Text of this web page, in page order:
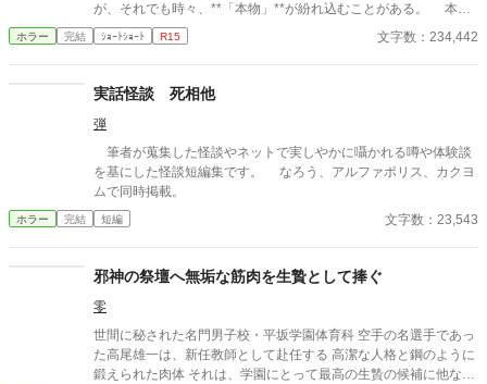
が、それでも時々、**「本物」**が紛れ込むことがある。 本書
は、そんな“見つけてしまった”怪異を集めた一冊である。 最後
のページを閉じるとき、あなたは“何か”に気づくことになるだろ
ホラー 完結 ｼｮｰﾄｼｮｰﾄ R15 文字数：234,442
実話怪談 死相他
弾
筆者が蒐集した怪談やネットで実しやかに囁かれる噂や体験談
を基にした怪談短編集です。 なろう、アルファポリス、カクヨ
ムで同時掲載。
ホラー 完結 短編 文字数：23,543
邪神の祭壇へ無垢な筋肉を生贄として捧ぐ
零
世間に秘された名門男子校・平坂学園体育科 空手の名選手であっ
た高尾雄一は、新任教師として赴任する 高潔な人格と鋼のように
鍛えられた肉体 それは、学園にとって最高の生贄の候補に他なら